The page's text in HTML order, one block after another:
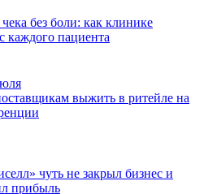
без боли: как клинике
каждого пациента
выжить в ритейле на
чуть не закрыл бизнес и
прибыль